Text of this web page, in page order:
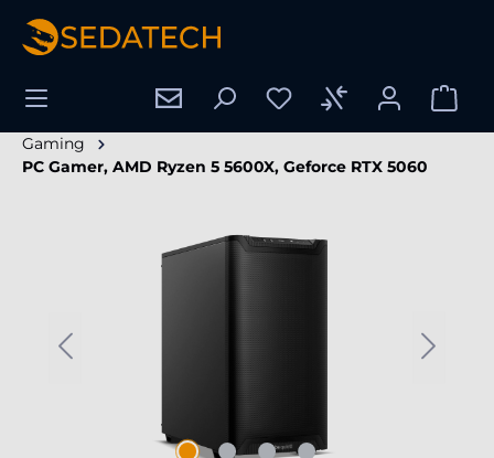
principal
Gaming
PC Gamer, AMD Ryzen 5 5600X, Geforce RTX 5060
Ignorer la galerie d'images